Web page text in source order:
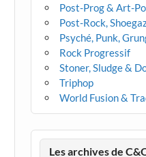
Post-Prog & Art-
Post-Rock,
Psyché, Punk,
Rock Progressif
Stoner, Sludge &
Triphop
World Fusion &
Les archives de